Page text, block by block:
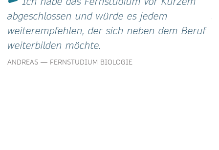
abgeschlossen und würde es jedem
weiterempfehlen, der sich neben dem Beruf
weiterbilden möchte.
ANDREAS — FERNSTUDIUM BIOLOGIE